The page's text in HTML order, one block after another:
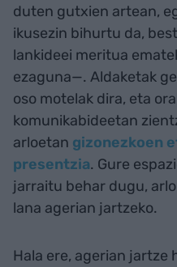
duten gutxien artean,
ikusezin bihurtu da,
lankideei meritua
ezaguna—. Aldaketak
oso motelak dira, eta
komunikabideetan
arloetan gizonezkoen
presentzia. Gure
jarraitu behar dugu,
lana agerian jartzeko.
Hala ere, agerian jartze